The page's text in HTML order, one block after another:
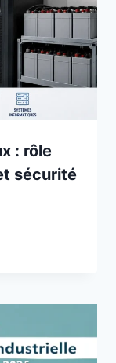
: rôle
sécurité